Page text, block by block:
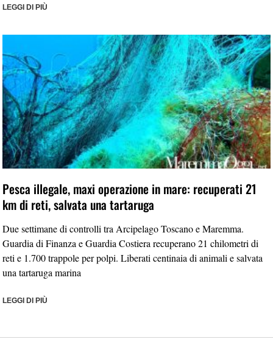
LEGGI DI PIÙ
Pesca illegale, maxi operazione in mare: recuperati 21
km di reti, salvata una tartaruga
Due settimane di controlli tra Arcipelago Toscano e Maremma.
Guardia di Finanza e Guardia Costiera recuperano 21 chilometri di
reti e 1.700 trappole per polpi. Liberati centinaia di animali e salvata
una tartaruga marina
LEGGI DI PIÙ